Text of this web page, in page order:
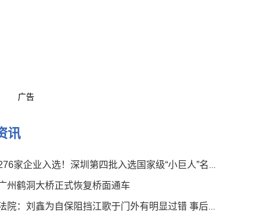
广告
讯
家企业入选！深圳第四批入选国家级“小巨人”名单公布
州鹤洞大桥正式恢复桥面通车
院：刘鑫为自保阻挡江歌于门外有明显过错 事后言论有违伦常